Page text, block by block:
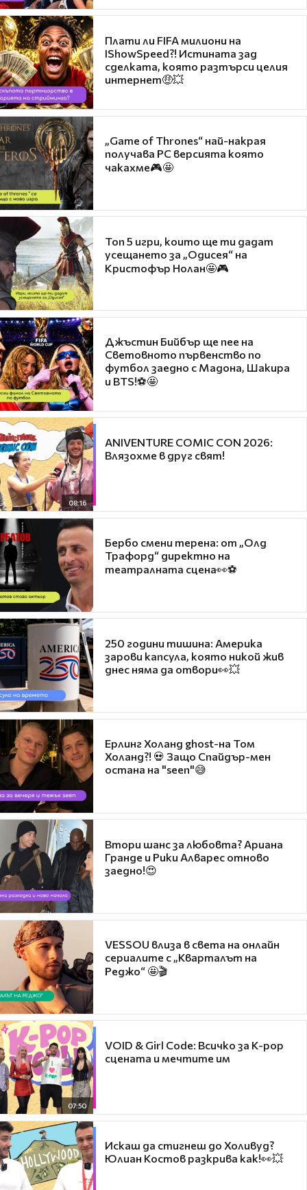
Плати ли FIFA милиони на
IShowSpeed?! Истината зад
сделката, която разтърси целия
интернет🤑💥
„Game of Thrones“ най-накрая
получава PC версията която
чакахме🎮🤩
Топ 5 игри, които ще ти дадат
усещането за „Одисея“ на
Кристофър Нолан🤩🎮
Джъстин Бийбър ще пее на
Световното първенство по
футбол заедно с Мадона, Шакира
и BTS!⚽🤩
08:16
ANIVENTURE COMIC CON 2026:
Влязохме в друг свят!
Бербо смени терена: от „Олд
Трафорд“ директно на
театралната сцена👀⚽
250 години тишина: Америка
зарови капсула, която никой жив
днес няма да отвори👀💥
Ерлинг Холанд ghost-на Том
Холанд?! 💀 Защо Спайдър-мен
остана на "seen"😅
Втори шанс за любовта? Ариана
Гранде и Рики Алварес отново
заедно!😍
VESSOU влиза в света на онлайн
сериалите с „Кварталът на
Реджо“ 🤩🎬
07:50
VOID & Girl Code: Всичко за K-pop
сцената и мечтите им
Искаш да стигнеш до Холивуд?
Юлиан Костов разкрива как!👀💥